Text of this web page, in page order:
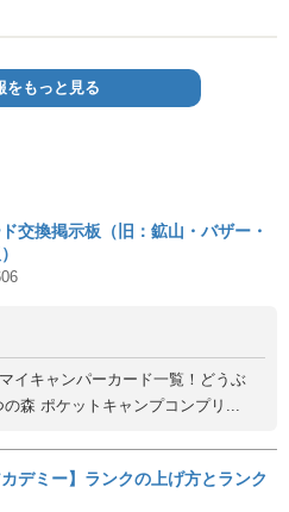
をもっと見る
交換掲示板（旧：鉱山・バザー・
イキャンパーカード一覧！どうぶ
森 ポケットキャンプコンプリ...
カデミー】ランクの上げ方とランク